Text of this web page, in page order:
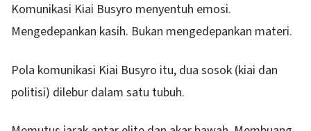
Komunikasi Kiai Busyro menyentuh emosi.
Mengedepankan kasih. Bukan mengedepankan materi.
Pola komunikasi Kiai Busyro itu, dua sosok (kiai dan
politisi) dilebur dalam satu tubuh.